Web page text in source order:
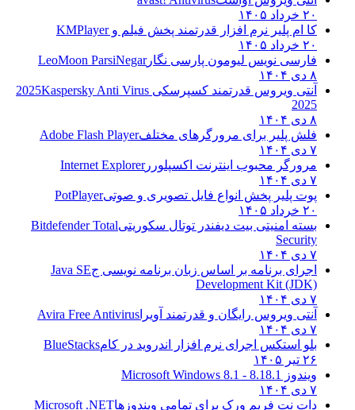
۲۰ خرداد ۱۴۰۵
کا ام پلیر نرم افزار قدرتمند پخش فیلم وKMPlayer
۲۰ خرداد ۱۴۰۵
فارسی نویس لیومون پارسی نگارLeoMoon ParsiNegar
۸ دی ۱۴۰۴
آنتی ویروس قدرتمند کسپرسکی 2025 Kaspersky Anti Virus
2025
۸ دی ۱۴۰۴
فلش پلیر برای مرورگرهای مختلفAdobe Flash Player
۷ دی ۱۴۰۴
مرورگر محبوب اینترنت اکسپلوررInternet Explorer
۷ دی ۱۴۰۴
پوت پلیر پخش انواع فایل تصویری و صوتیPotPlayer
۲۰ خرداد ۱۴۰۵
بسته امنیتی بیت دیفندر توتال سکوریتیBitdefender Total
Security
۷ دی ۱۴۰۴
اجرای برنامه بر اساس زبان برنامه نویسی جJava SE
Development Kit (JDK)
۷ دی ۱۴۰۴
آنتی ویروس رایگان و قدرتمند آویرا Avira Free Antivirus
۷ دی ۱۴۰۴
بلو استکس اجرای نرم افزار اندروید در کامBlueStacks
۲۶ تیر ۱۴۰۵
ویندوز 8.1
8.1 - Microsoft Windows 8.1
۷ دی ۱۴۰۴
دات نت فریم ورک برای تمامی ویندوزهاMicrosoft .NET